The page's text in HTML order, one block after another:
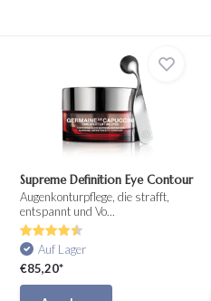
Supreme Definition Eye Contour
Augenkonturpflege, die strafft,
entspannt und Vo...
Auf Lager
€85,20*